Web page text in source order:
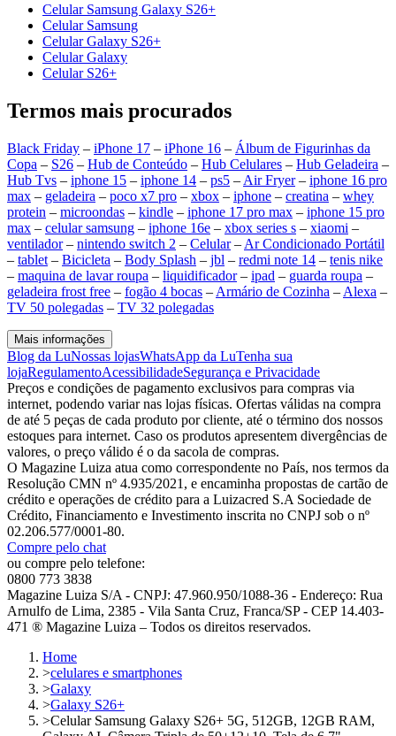
Celular Samsung Galaxy S26+
Celular Samsung
Celular Galaxy S26+
Celular Galaxy
Celular S26+
Termos mais procurados
Black Friday – iPhone 17 – iPhone 16 – Álbum de Figurinhas da
Copa – S26 – Hub de Conteúdo – Hub Celulares – Hub Geladeira –
Hub Tvs – iphone 15 – iphone 14 – ps5 – Air Fryer– iphone 16 pro
max – geladeira – poco x7 pro – xbox – iphone – creatina – whey
protein – microondas – kindle – iphone 17 pro max – iphone 15 pro
max – celular samsung – iphone 16e – xbox series s – xiaomi –
ventilador– nintendo switch 2 – Celular– Ar Condicionado Portátil
– tablet – Bicicleta – Body Splash – jbl – redmi note 14 – tenis nike
– maquina de lavar roupa – liquidificador– ipad – guarda roupa –
geladeira frost free – fogão 4 bocas – Armário de Cozinha – Alexa –
TV 50 polegadas – TV 32 polegadas
Mais informações
Blog da LuNossas lojasWhatsApp da LuTenha sua
lojaRegulamentoAcessibilidadeSegurança e Privacidade
Preços e condições de pagamento exclusivos para compras via
internet, podendo variar nas lojas físicas. Ofertas válidas na compra
de até 5 peças de cada produto por cliente, até o término dos nossos
estoques para internet. Caso os produtos apresentem divergências de
valores, o preço válido é o da sacola de compras.
O Magazine Luiza atua como correspondente no País, nos termos da
Resolução CMN nº 4.935/2021, e encaminha propostas de cartão de
crédito e operações de crédito para a Luizacred S.A Sociedade de
Crédito, Financiamento e Investimento inscrita no CNPJ sob o nº
02.206.577/0001-80.
Compre pelo chat
ou compre pelo telefone:
0800 773 3838
Magazine Luiza S/A - CNPJ: 47.960.950/1088-36 - Endereço: Rua
Arnulfo de Lima, 2385 - Vila Santa Cruz, Franca/SP - CEP 14.403-
471 ® Magazine Luiza – Todos os direitos reservados.
Home
>celulares e smartphones
>Galaxy
>Galaxy S26+
>Celular Samsung Galaxy S26+ 5G, 512GB, 12GB RAM,